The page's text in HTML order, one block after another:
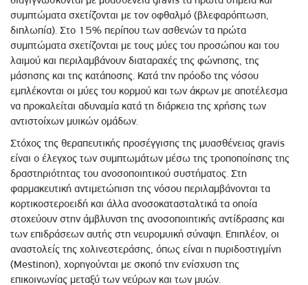
συμπτώματα σχετίζονται με τον οφθαλμό (βλεφαρόπτωση,
διπλωπία). Στο 15% περίπου των ασθενών τα πρώτα
συμπτώματα σχετίζονται με τους μύες του προσώπου και του
λαιμού και περιλαμβάνουν διαταραχές της φώνησης, της
μάσησης και της κατάποσης. Κατά την πρόοδο της νόσου
εμπλέκονται οι μύες του κορμού και των άκρων με αποτέλεσμα
να προκαλείται αδυναμία κατά τη διάρκεια της χρήσης των
αντιστοίχων μυικών ομάδων.
Στόχος της θεραπευτικής προσέγγισης της μυασθένειας gravis
είναι ο έλεγχος των συμπτωμάτων μέσω της τροποποίησης της
δραστηριότητας του ανοσοποιητικού συστήματος. Στη
φαρμακευτική αντιμετώπιση της νόσου περιλαμβάνονται τα
κορτικοστεροειδή και άλλα ανοσοκατασταλτικά τα οποία
στοχεύουν στην άμβλυνση της ανοσοποιητικής αντίδρασης και
των επιδράσεων αυτής στη νευρομυική σύναψη. Επιπλέον, οι
αναστολείς της χολινεστεράσης, όπως είναι η πυριδοστιγμίνη
(Mestinon), χορηγούνται με σκοπό την ενίσχυση της
επικοινωνίας μεταξύ των νεύρων και των μυών.